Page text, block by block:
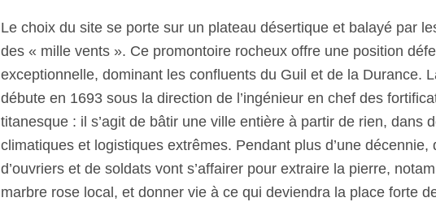
Le choix du site se porte sur un plateau désertique et balayé par
des « mille vents ». Ce promontoire rocheux offre une position
exceptionnelle, dominant les confluents du Guil et de la Durance.
débute en 1693 sous la direction de l’ingénieur en chef des
titanesque : il s’agit de bâtir une ville entière à partir de rien, dans
climatiques et logistiques extrêmes. Pendant plus d’une décennie,
d’ouvriers et de soldats vont s’affairer pour extraire la pierre,
marbre rose local, et donner vie à ce qui deviendra la place forte